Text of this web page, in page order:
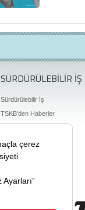
SÜRDÜRÜLEBİLİR İŞ
Sürdürülebilir İş
TSKB'den Haberler